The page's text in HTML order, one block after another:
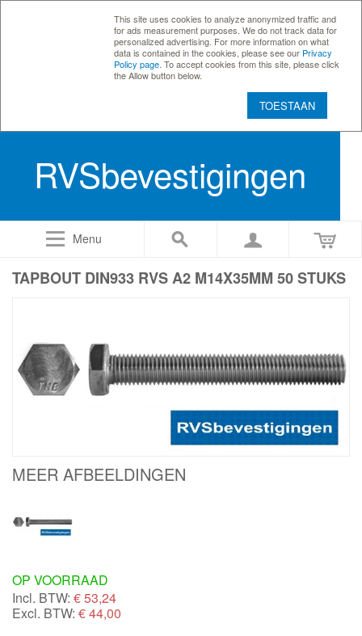
This site uses cookies to analyze anonymized traffic and
for ads measurement purposes. We do not track data for
personalized advertising. For more information on what
data is contained in the cookies, please see our Privacy
Policy page . To accept cookies from this site, please click
the Allow button below.
TOESTAAN
RVSbevestigingen
Menu
TAPBOUT DIN933 RVS A2 M14X35MM 50 STUKS
MEER AFBEELDINGEN
OP VOORRAAD
Incl. BTW: €53,24
Excl. BTW: € 44,00